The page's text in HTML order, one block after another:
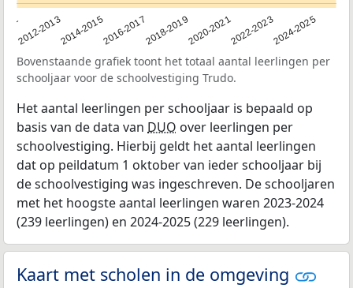
2012-20132014-20152016-20172018-20192020-20212022-20232024-2025
Bovenstaande grafiek toont het totaal aantal leerlingen per
schooljaar voor de schoolvestiging Trudo.
Het aantal leerlingen per schooljaar is bepaald op
basis van de data van DUO over leerlingen per
schoolvestiging. Hierbij geldt het aantal leerlingen
dat op peildatum 1 oktober van ieder schooljaar bij
de schoolvestiging was ingeschreven. De schooljaren
met het hoogste aantal leerlingen waren 2023-2024
(239 leerlingen) en 2024-2025 (229 leerlingen).
Kaart met scholen in de omgeving